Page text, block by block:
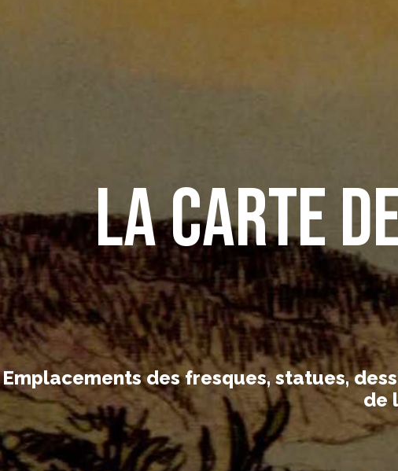
La carte
Emplacements des fresques, statues,
de